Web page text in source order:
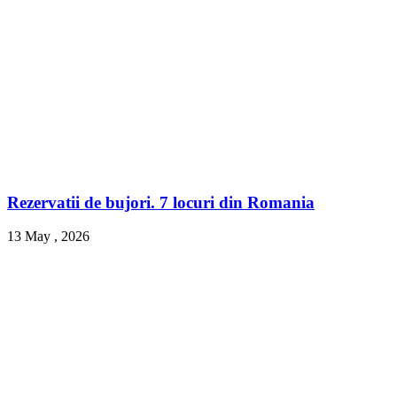
Rezervatii de bujori. 7 locuri din Romania
13 May , 2026